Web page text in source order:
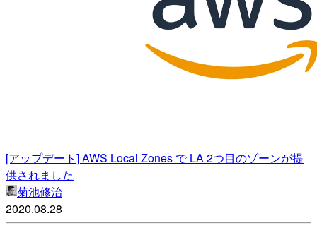
[アップデート] AWS Local Zones で LA 2つ目のゾーンが提
供されました
菊池修治
2020.08.28